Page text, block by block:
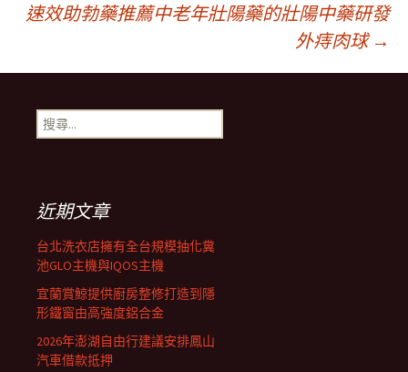
章
導
航
列
速效助勃藥推薦中老年壯陽藥的壯陽中藥研發
外痔肉球 →
搜
尋
近期文章
台北洗衣店擁有全台規模抽化糞
池GLO主機與IQOS主機
宜蘭賞鯨提供廚房整修打造到隱
形鐵窗由高強度鋁合金
2026年澎湖自由行建議安排鳳山
汽車借款抵押